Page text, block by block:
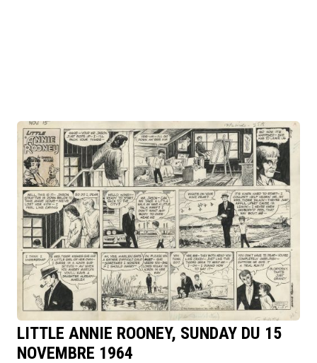
LITTLE ANNIE ROONEY, SUNDAY DU 15
NOVEMBRE 1964